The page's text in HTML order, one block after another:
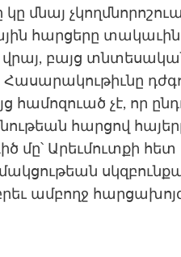
մնայ
հարցերը տակաւին
բայց տնտեսական
համոզուած չէ, որ
հարցով
մը՝ Արեւմուտքի հետ
ամբողջ